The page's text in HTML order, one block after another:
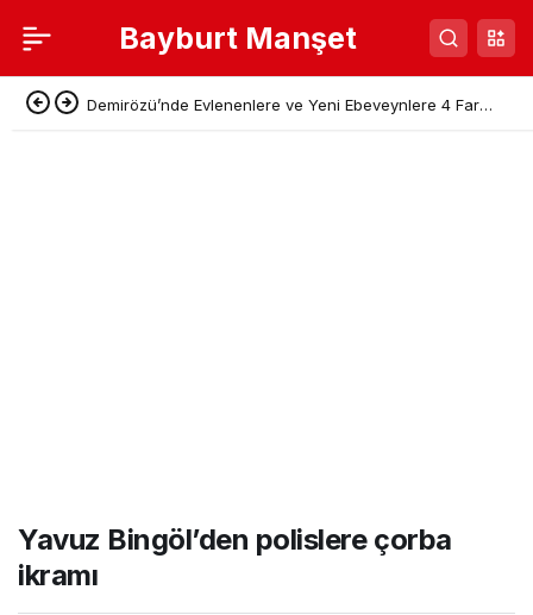
Bayburt Manşet
Demirözü’nde Evlenenlere ve Yeni Ebeveynlere 4 Farklı
Yavuz Bingöl’den polislere çorba
ikramı